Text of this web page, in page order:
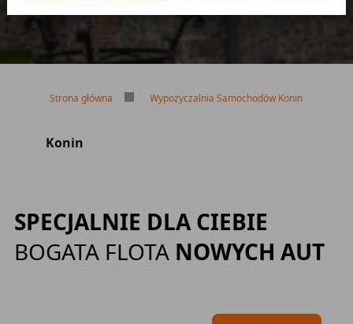
Strona główna Wypożyczalnia Samochodów Konin
Konin
SPECJALNIE DLA CIEBIE
BOGATA FLOTA NOWYCH AUT
nasi partnerzy. Szczegółowe informacje na temat
korzystania przez nas i naszych partnerów z plików cookie
oraz przetwarzania Twoich danych osobowych, w tym
dotyczące Twoich uprawnień, zawarte są w naszej